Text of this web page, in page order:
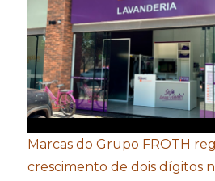
Marcas do Grupo FROTH
crescimento de dois dígitos